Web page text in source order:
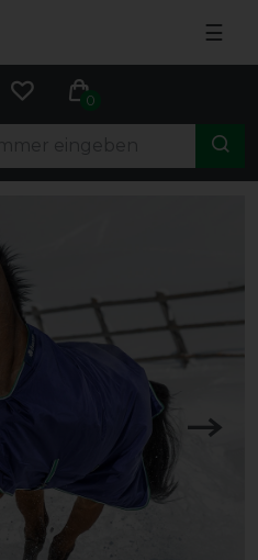
☰
0